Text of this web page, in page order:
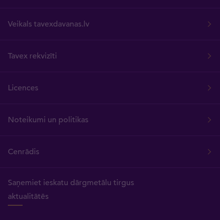
Veikals tavexdavanas.lv
Tavex rekvizīti
Licences
Noteikumi un politikas
Cenrādis
Saņemiet ieskatu dārgmetālu tirgus
aktualitātēs